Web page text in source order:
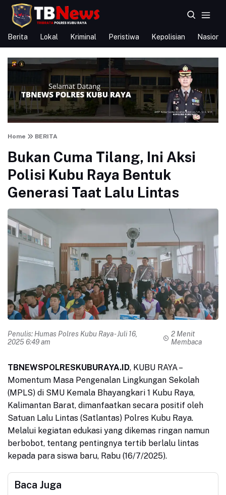
Berita Lokal Kriminal Peristiwa Kepolisian Nasional
Home BERITA
Bukan Cuma Tilang, Ini Aksi
Polisi Kubu Raya Bentuk
Generasi Taat Lalu Lintas
Penulis: Humas Polres Kubu Raya- Juli 16,
2025 6:49 am
2 Menit
Membaca
TBNEWSPOLRESKUBURAYA.ID, KUBU RAYA–
Momentum Masa Pengenalan Lingkungan Sekolah
(MPLS) di SMU Kemala Bhayangkari 1 Kubu Raya,
Kalimantan Barat, dimanfaatkan secara positif oleh
Satuan Lalu Lintas (Satlantas) Polres Kubu Raya.
Melalui kegiatan edukasi yang dikemas ringan namun
berbobot, tentang pentingnya tertib berlalu lintas
kepada para siswa baru, Rabu (16/7/2025).
Baca Juga